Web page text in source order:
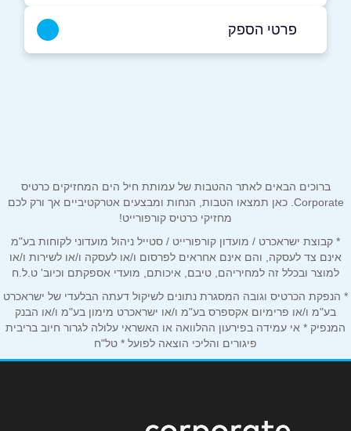
פרטי הספק
אימייל*
נושא*
אנא חזרו אלי בקשר ל...
ברוכים הבאים לאתר ההטבות של עמותת חיל הים המחזיקים כרטיס
Corporate. כאן תמצאו הטבות, הנחות ומבצעים אטרקטיביים אך ורק לכם
מחזיקי כרטיס קורפורייט!
* קבוצת ישראכרט / מועדון קורפורייט / סטייל ניהול מועדוני לקוחות בע"מ
אינם צד לעסקה, והם אינם אחראים לפרסום ו/או לעסקה ו/או לשירות ו/או
למוצר ובכלל זה למחיריהם, טיבם, איכותם, מועדי אספקתם וכיוב' ט.ל.ח
* הנפקת הכרטיס וגובה המסגרת נתונים לשיקול דעתה הבלעדי של ישראכרט
בע"מ ו/או פרימיום אקספרס בע"מ ו/או ישראכרט מימון בע"מ ו/או הבנק
המנפיק * אי עמידה בפירעון ההלוואה או האשראי עלולה לגרור חיוב בריבית
פיגורים והליכי הוצאה לפועל * טל"ח